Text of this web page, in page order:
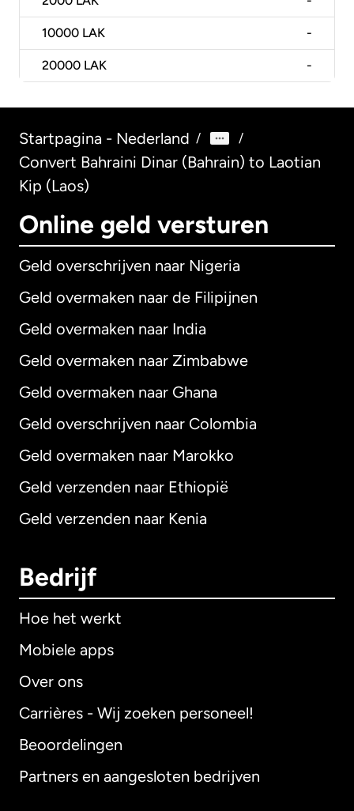
10000 LAK -
20000 LAK -
Startpagina - Nederland / /
Convert Bahraini Dinar (Bahrain) to Laotian
Kip (Laos)
Online geld versturen
Geld overschrijven naar Nigeria
Geld overmaken naar de Filipijnen
Geld overmaken naar India
Geld overmaken naar Zimbabwe
Geld overmaken naar Ghana
Geld overschrijven naar Colombia
Geld overmaken naar Marokko
Geld verzenden naar Ethiopië
Geld verzenden naar Kenia
Bedrijf
Hoe het werkt
Mobiele apps
Over ons
Carrières - Wij zoeken personeel!
Beoordelingen
Partners en aangesloten bedrijven